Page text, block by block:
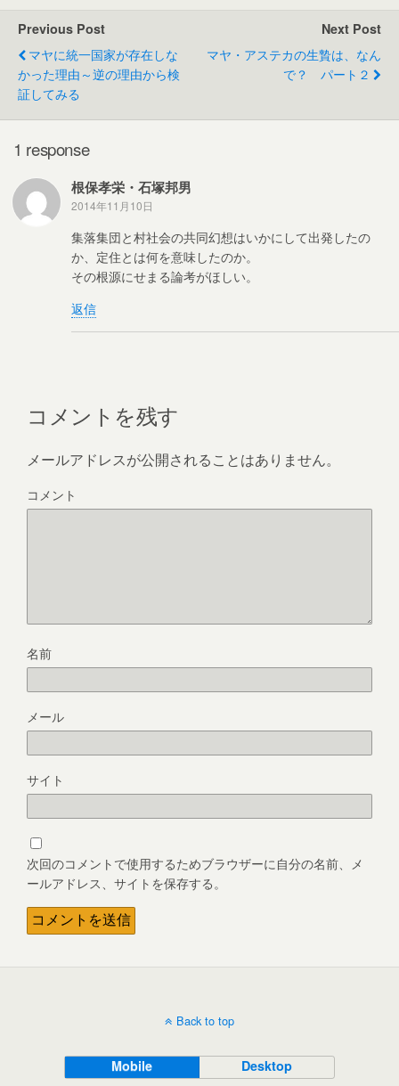
e
b
o
o
k
er
Previous Post
マヤに統一国家が存在しな
かった理由～逆の理由から検
証してみる
Next Post
マヤ・アステカの生贄は、なん
で？ パート２
1 response
根保孝栄・石塚邦男
2014年11月10日
集落集団と村社会の共同幻想はいかにして出発したの
か、定住とは何を意味したのか。
その根源にせまる論考がほしい。
返信
コメントを残す
メールアドレスが公開されることはありません。
コメント
名前
メール
サイト
次回のコメントで使用するためブラウザーに自分の名前、メ
ールアドレス、サイトを保存する。
Back to top
Mobile Desktop